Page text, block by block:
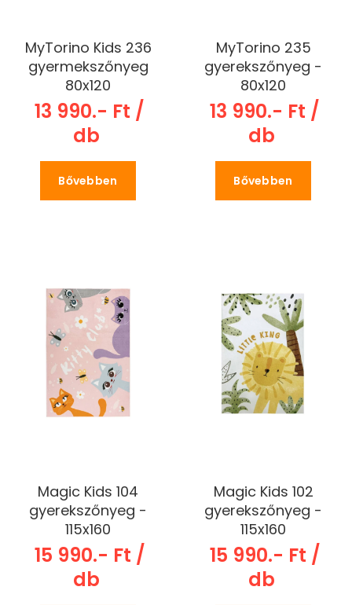
MyTorino Kids 236
gyermekszőnyeg
80x120
13 990.- Ft /
db
Bővebben
MyTorino 235
gyerekszőnyeg -
80x120
13 990.- Ft /
db
Bővebben
Magic Kids 104
gyerekszőnyeg -
115x160
15 990.- Ft /
db
Magic Kids 102
gyerekszőnyeg -
115x160
15 990.- Ft /
db